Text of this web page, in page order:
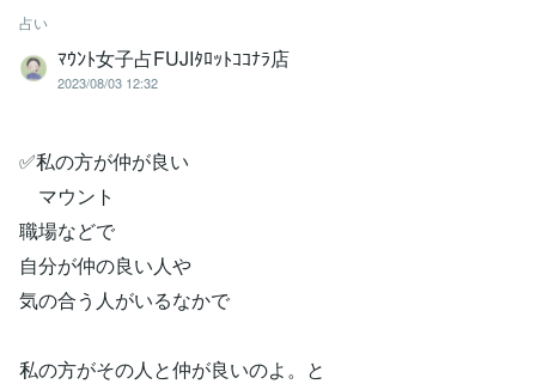
占い
ﾏｳﾝﾄ女子占FUJIﾀﾛｯﾄｺｺﾅﾗ店
2023/08/03 12:32
✅私の方が仲が良い
マウント
職場などで
自分が仲の良い人や
気の合う人がいるなかで
私の方がその人と仲が良いのよ。と